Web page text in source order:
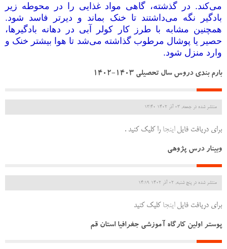
می‌کند. در گذشته، گاهی مواد غذایی را در محوطه زیر
بادگیر نگه می‌داشتند تا خنک بماند و دیرتر فاسد شود.
همچنین مشابه با طرز کار کولر آبی در دهانه بادگیرها،
حصیر یا پوشال مرطوب گذاشته می‌شد تا هوا بیشتر خنک و
وارد منزل شود.
بارم بندی دروس سال تحصیلی 1403-1402
منتشر شده در جمعه, 03 آذر 1402 13:40
برای دریافت فایلاینجا را کلیک کنید .
وبینار درس پژوهی
منتشر شده در پنج شنبه, 02 آذر 1402 14:19
برای دریافت فایلاینجا کلیک کنید
پوستر اولین کارگاه آموزشی جغرافیا استان قم